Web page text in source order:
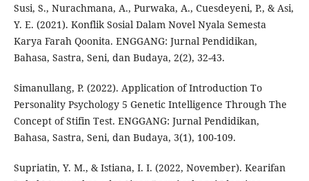
Susi, S., Nurachmana, A., Purwaka, A., Cuesdeyeni, P., & Asi,
Y. E. (2021). Konflik Sosial Dalam Novel Nyala Semesta
Karya Farah Qoonita. ENGGANG: Jurnal Pendidikan,
Bahasa, Sastra, Seni, dan Budaya, 2(2), 32-43.
Simanullang, P. (2022). Application of Introduction To
Personality Psychology 5 Genetic Intelligence Through The
Concept of Stifin Test. ENGGANG: Jurnal Pendidikan,
Bahasa, Sastra, Seni, dan Budaya, 3(1), 100-109.
Supriatin, Y. M., & Istiana, I. I. (2022, November). Kearifan